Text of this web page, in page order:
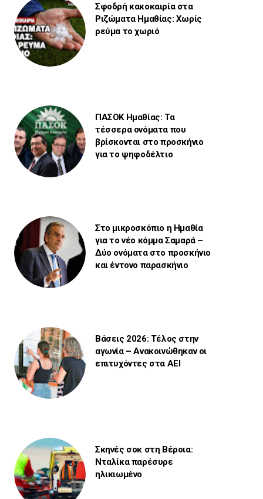
Σφοδρή κακοκαιρία στα
Ριζώματα Ημαθίας: Χωρίς
ρεύμα το χωριό
ΠΑΣΟΚ Ημαθίας: Τα
τέσσερα ονόματα που
βρίσκονται στο προσκήνιο
για το ψηφοδέλτιο
Στο μικροσκόπιο η Ημαθία
για το νέο κόμμα Σαμαρά –
Δύο ονόματα στο προσκήνιο
και έντονο παρασκήνιο
Βάσεις 2026: Τέλος στην
αγωνία – Ανακοινώθηκαν οι
επιτυχόντες στα ΑΕΙ
Σκηνές σοκ στη Βέροια:
Νταλίκα παρέσυρε
ηλικιωμένο